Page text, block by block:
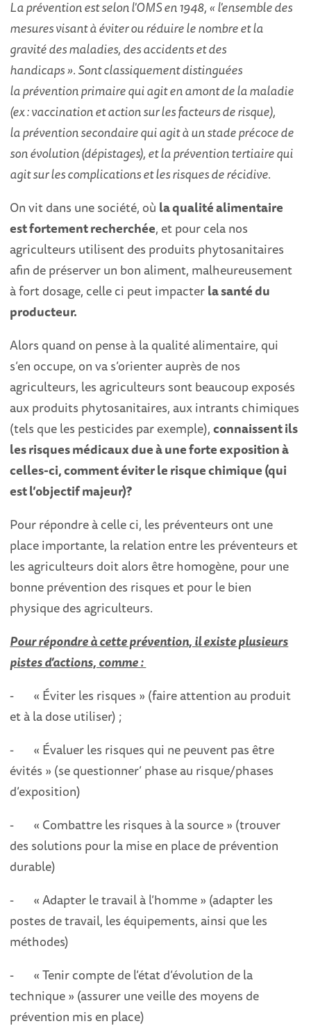
La prévention est selon l'OMS en 1948, « l'ensemble des
mesures visant à éviter ou réduire le nombre et la
gravité des maladies, des accidents et des
handicaps ». Sont classiquement distinguées
la prévention primaire qui agit en amont de la maladie
(ex : vaccination et action sur les facteurs de risque),
la prévention secondaire qui agit à un stade précoce de
son évolution (dépistages), et la prévention tertiaire qui
agit sur les complications et les risques de récidive.
On vit dans une société, où la qualité alimentaire
est fortement recherchée, et pour cela nos
agriculteurs utilisent des produits phytosanitaires
afin de préserver un bon aliment, malheureusement
à fort dosage, celle ci peut impacterla santé du
producteur.
Alors quand on pense à la qualité alimentaire, qui
s’en occupe, on va s’orienter auprès de nos
agriculteurs, les agriculteurs sont beaucoup exposés
aux produits phytosanitaires, aux intrants chimiques
(tels que les pesticides par exemple),connaissent ils
les risques médicaux due à une forte exposition à
celles-ci, comment éviter le risque chimique (qui
est l’objectif majeur)?
Pour répondre à celle ci, les préventeurs ont une
place importante, la relation entre les préventeurs et
les agriculteurs doit alors être homogène, pour une
bonne prévention des risques et pour le bien
physique des agriculteurs.
Pour répondre à cette prévention, il existe plusieurs
pistes d’actions, comme :
- « Éviter les risques » (faire attention au produit
et à la dose utiliser) ;
- « Évaluer les risques qui ne peuvent pas être
évités » (se questionner’ phase au risque/phases
d’exposition)
- « Combattre les risques à la source » (trouver
des solutions pour la mise en place de prévention
durable)
- « Adapter le travail à l’homme » (adapter les
postes de travail, les équipements, ainsi que les
méthodes)
- « Tenir compte de l’état d’évolution de la
technique » (assurer une veille des moyens de
prévention mis en place)